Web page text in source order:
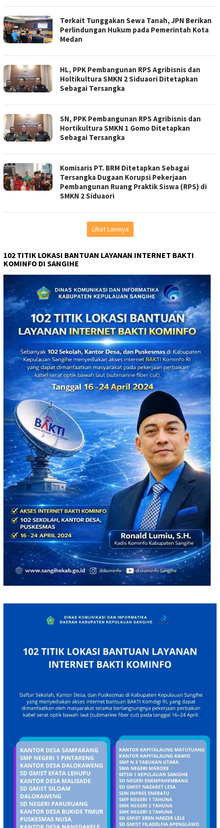
Terkait Tunggakan Sewa Tanah, JPN Berikan
Perlindungan Hukum pada Pemerintah Kota
Medan
HL, PPK Pembangunan RPS Agribisnis dan
Holtikultura SMKN 2 Siduaori Ditetapkan
Sebagai Tersangka
SN, PPK Pembangunan RPS Agribisnis dan
Hortikultura SMKN 1 Gomo Ditetapkan
Sebagai Tersangka
Komisaris PT. BRM Ditetapkan Sebagai
Tersangka Dugaan Korupsi Pekerjaan
Pembangunan Ruang Praktik Siswa (RPS) di
SMKN 2 Siduaori
Lihat Lainnya
102 TITIK LOKASI BANTUAN LAYANAN INTERNET BAKTI
KOMINFO DI SANGIHE